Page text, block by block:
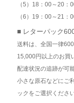
（5）18：00～20：
（6）19：00～21：
■ レターパック
送料は、全国一律
15,000円以上のお買
配達状況の追跡が可
小さな原石などにご
ックをご選択ください